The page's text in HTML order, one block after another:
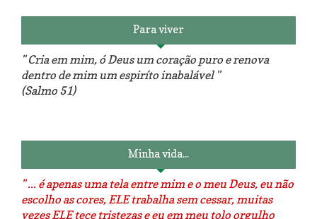
Para viver
" Cria em mim, ó Deus um coração puro e renova
dentro de mim um espiríto inabalável "
(Salmo 51)
Minha vida...
" ... é apenas uma tela entre mim e o meu Deus, eu não
escolho as cores, ELE trabalha sem cessar, muitas
vezes ELE tece tristezas e eu em meu tolo orgulho